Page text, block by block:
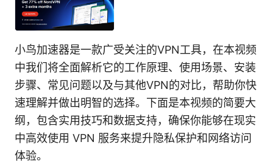
小鸟加速器是一款广受关注的VPN工具，在本视频
中我们将全面解析它的工作原理、使用场景、安装
步骤、常见问题以及与其他VPN的对比，帮助你快
速理解并做出明智的选择。下面是本视频的简要大
纲，包含实用技巧和数据支持，确保你能够在现实
中高效使用 VPN 服务来提升隐私保护和网络访问
体验。